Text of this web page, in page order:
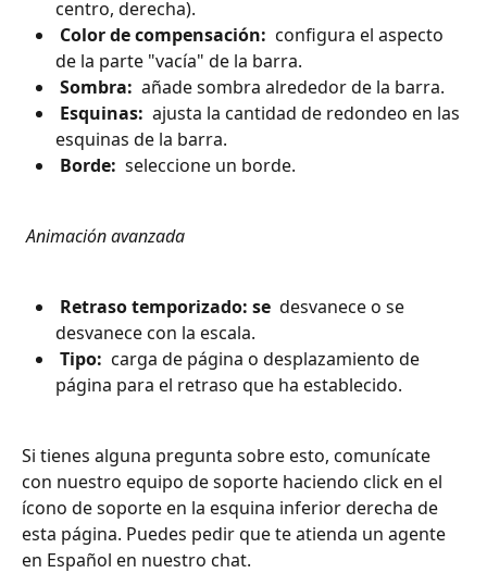
centro, derecha).
Color de compensación: configura el aspecto
de la parte "vacía" de la barra.
Sombra: añade sombra alrededor de la barra.
Esquinas: ajusta la cantidad de redondeo en las
esquinas de la barra.
Borde: seleccione un borde.
Animación avanzada
Retraso temporizado: se desvanece o se
desvanece con la escala.
Tipo: carga de página o desplazamiento de
página para el retraso que ha establecido.
Si tienes alguna pregunta sobre esto, comunícate
con nuestro equipo de soporte haciendo click en el
ícono de soporte en la esquina inferior derecha de
esta página. Puedes pedir que te atienda un agente
en Español en nuestro chat.